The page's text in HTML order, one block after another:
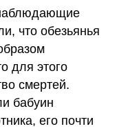
что обезьянья
для этого
смертей.
бабуин
его почти